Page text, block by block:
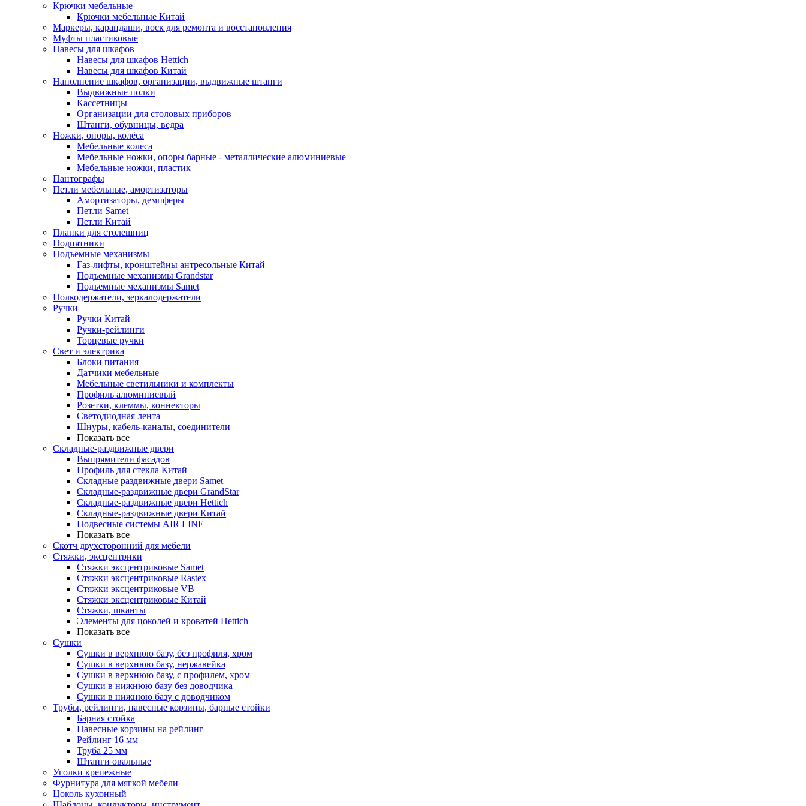
Крючки мебельные
Крючки мебельные Китай
Маркеры, карандаши, воск для ремонта и восстановления
Муфты пластиковые
Навесы для шкафов
Навесы для шкафов Hettich
Навесы для шкафов Китай
Наполнение шкафов, организации, выдвижные штанги
Выдвижные полки
Кассетницы
Организации для столовых приборов
Штанги, обувницы, вёдра
Ножки, опоры, колёса
Мебельные колеса
Мебельные ножки, опоры барные - металлические алюминиевые
Мебельные ножки, пластик
Пантографы
Петли мебельные, амортизаторы
Амортизаторы, демпферы
Петли Samet
Петли Китай
Планки для столешниц
Подпятники
Подъемные механизмы
Газ-лифты, кронштейны антресольные Китай
Подъемные механизмы Grandstar
Подъемные механизмы Samet
Полкодержатели, зеркалодержатели
Ручки
Ручки Китай
Ручки-рейлинги
Торцевые ручки
Свет и электрика
Блоки питания
Датчики мебельные
Мебельные светильники и комплекты
Профиль алюминиевый
Розетки, клеммы, коннекторы
Светодиодная лента
Шнуры, кабель-каналы, соединители
Показать все
Складные-раздвижные двери
Выпрямители фасадов
Профиль для стекла Китай
Складные раздвижные двери Samet
Складные-раздвижные двери GrandStar
Складные-раздвижные двери Hettich
Складные-раздвижные двери Китай
Подвесные системы AIR LINE
Показать все
Скотч двухсторонний для мебели
Стяжки, эксцентрики
Cтяжки эксцентриковые Samet
Стяжки эксцентриковые Rastex
Стяжки эксцентриковые VB
Стяжки эксцентриковые Китай
Стяжки, шканты
Элементы для цоколей и кроватей Hettich
Показать все
Сушки
Сушки в верхнюю базу, без профиля, хром
Сушки в верхнюю базу, нержавейка
Сушки в верхнюю базу, с профилем, хром
Сушки в нижнюю базу без доводчика
Сушки в нижнюю базу с доводчиком
Трубы, рейлинги, навесные корзины, барные стойки
Барная стойка
Навесные корзины на рейлинг
Рейлинг 16 мм
Труба 25 мм
Штанги овальные
Уголки крепежные
Фурнитура для мягкой мебели
Цоколь кухонный